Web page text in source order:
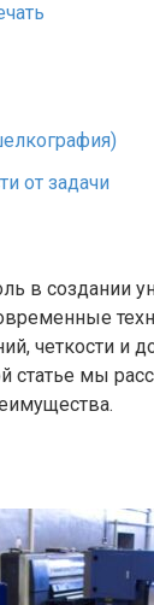
от задачи
в создании
четкости и
статье мы